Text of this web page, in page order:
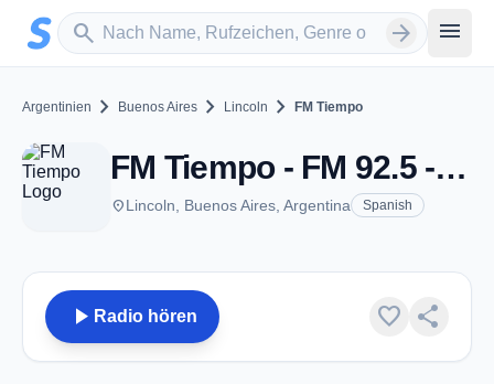
Zum Hauptinhalt springen
search
Sender suchen arrow_forward menu
Argentinien chevron_right Buenos Aires chevron_right Lincoln chevron_right FM Tiempo
FM Tiempo - FM 92.5 - Lincoln
placeLincoln, Buenos Aires, Argentina Spanish
play_arrow Radio hören favorite share